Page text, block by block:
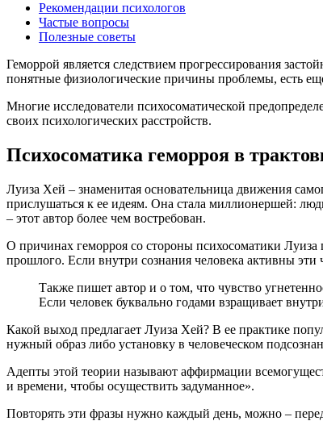
Рекомендации психологов
Частые вопросы
Полезные советы
Геморрой является следствием прогрессирования
понятные физиологические причины проблемы, есть
Многие исследователи психосоматической
своих психологических расстройств.
Психосоматика геморроя в
Луиза Хей – знаменитая основательница движения
прислушаться к ее идеям. Она стала миллионершей:
– этот автор более чем востребован.
О причинах геморроя со стороны психосоматики Луиза
прошлого. Если внутри сознания человека активны эти
Также пишет автор и о том, что чувство
Если человек буквально годами взращивает
Какой выход предлагает Луиза Хей? В ее практике
нужный образ либо установку в человеческом
Адепты этой теории называют аффирмации
и времени, чтобы осуществить задуманное».
Повторять эти фразы нужно каждый день, можно –